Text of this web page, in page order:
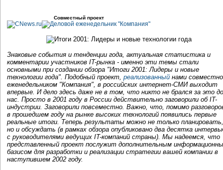
Совместный проект
Знаковые события и тенденции года, актуальная статистика и
комментарии участников IT-рынка - именно эти темы стали
основными при создании обзора "Итоги 2001: Лидеры и новые
технологии года". Подобный проект, реализованный нами
еженедельником "Компания", в российских интернет-СМИ выходит
впервые. И дело здесь даже не в том, что никто не брался за это до
нас. Просто в 2001 году в России действительно заговорили об IT-
индустрии. Заговорили повсеместно. Важно, что, помимо
в прошедшем году на рынке высоких технологий появились первые
реальные итоги. Теперь результаты можно не только планировать,
но и обсуждать (в рамках обзора опубликовано два десятка
с руководителями ведущих IT-компаний страны). Мы надеемся, что
представленный проект послужит дополнительным
базисом для разработки и реализации стратегии вашей компании в
наступившем 2002 году.